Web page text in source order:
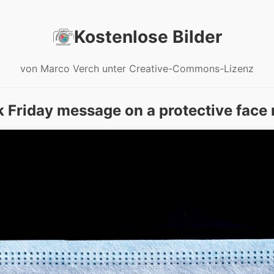
Kostenlose Bilder
von Marco Verch unter Creative-Commons-Lizenz
Friday message on a protective face